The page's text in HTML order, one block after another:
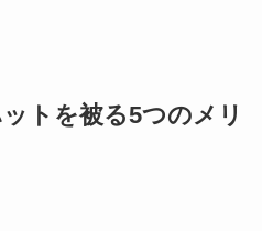
トを被る5つのメリ